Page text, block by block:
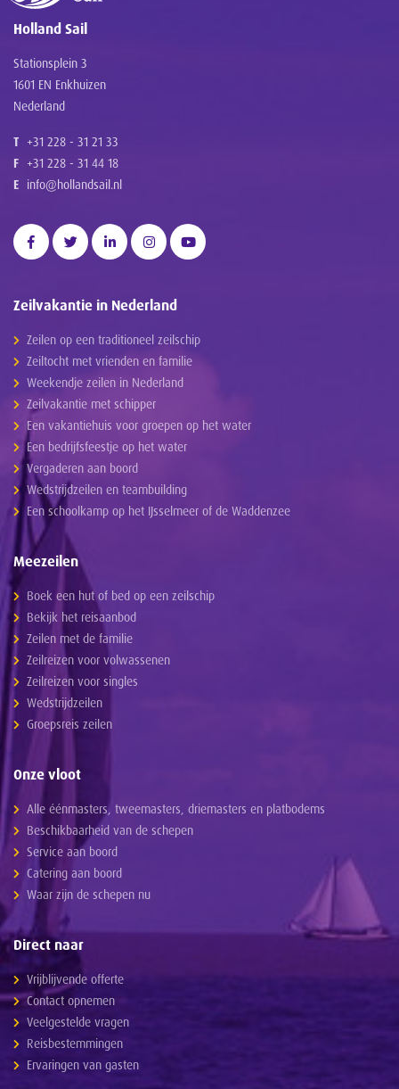
Holland Sail
Stationsplein 3
1601 EN Enkhuizen
Nederland
T +31 228 - 31 21 33
F +31 228 - 31 44 18
E info@hollandsail.nl
Zeilvakantie in Nederland
Zeilen op een traditioneel zeilschip
Zeiltocht met vrienden en familie
Weekendje zeilen in Nederland
Zeilvakantie met schipper
Een vakantiehuis voor groepen op het water
Een bedrijfsfeestje op het water
Vergaderen aan boord
Wedstrijdzeilen en teambuilding
Een schoolkamp op het IJsselmeer of de Waddenzee
Meezeilen
Boek een hut of bed op een zeilschip
Bekijk het reisaanbod
Zeilen met de familie
Zeilreizen voor volwassenen
Zeilreizen voor singles
Wedstrijdzeilen
Groepsreis zeilen
Onze vloot
Alle éénmasters, tweemasters, driemasters en platbodems
Beschikbaarheid van de schepen
Service aan boord
Catering aan boord
Waar zijn de schepen nu
Direct naar
Vrijblijvende offerte
Contact opnemen
Veelgestelde vragen
Reisbestemmingen
Ervaringen van gasten